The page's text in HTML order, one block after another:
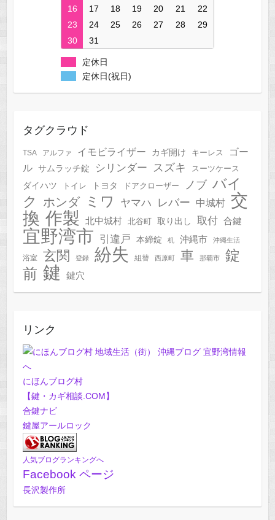
16
17 18 19 20 21
22
23
24 25 26 27 28
29
30
31
定休日
定休日(祝日)
タグクラウド
TSA アルファ イモビライザー カギ開け キーレス
ゴー
ル サムラッチ錠 シリンダー スズキ
スーツケース
ダイハツ
トイレ トヨタ ドアクローザー ノブ バイ
ク
ホンダ ミワ ヤマハ レバー 中城村 交
換 作製 北中城村 北谷町 取り出し 取付 合鍵
宜野湾市 引違戸 本締錠 机 沖縄市 沖縄生活
浴室 玄関 登録 紛失 組替 西原町 車 那覇市
錠
前 鍵 鍵穴
リンク
にほんブログ村
【鍵・カギ相談.COM】
合鍵ナビ
鍵屋アールロック
人気ブログランキングへ
Facebook ページ
長沢製作所